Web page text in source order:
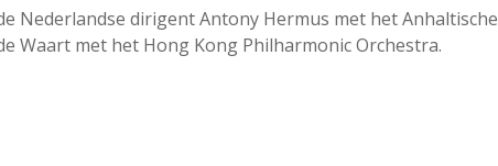
Nederlandse dirigent Antony Hermus met het Anhaltische
Waart met het Hong Kong Philharmonic Orchestra.